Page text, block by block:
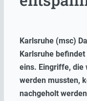
Karlsruhe (msc)
Karlsruhe
eins. Eingriffe, die
werden mussten,
nachgeholt